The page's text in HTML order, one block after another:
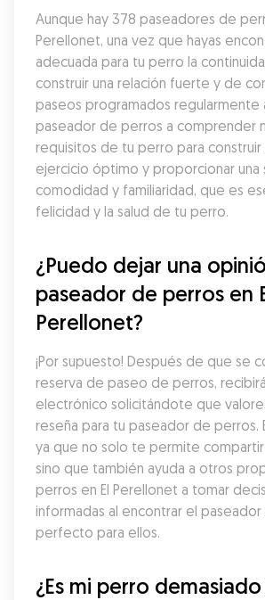
Aunque hay 378 paseadores de
Perellonet, una vez que hayas
adecuada para tu perro la
construir una relación fuerte y de
paseos programados regularmente
paseador de perros a comprender
requisitos de tu perro para construir
ejercicio óptimo y proporcionar una
comodidad y familiaridad, que es
felicidad y la salud de tu perro.
¿Puedo dejar una
paseador de perros en
Perellonet?
¡Por supuesto! Después de que se
reserva de paseo de perros,
electrónico solicitándote que
reseña para tu paseador de perros.
ya que no solo te permite
sino que también ayuda a otros
perros en El Perellonet a tomar
informadas al encontrar el
perfecto para ellos.
¿Es mi perro